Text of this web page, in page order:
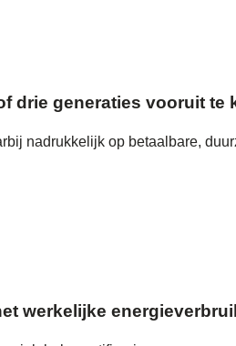
drie generaties vooruit te
nadrukkelijk op betaalbare,
werkelijke